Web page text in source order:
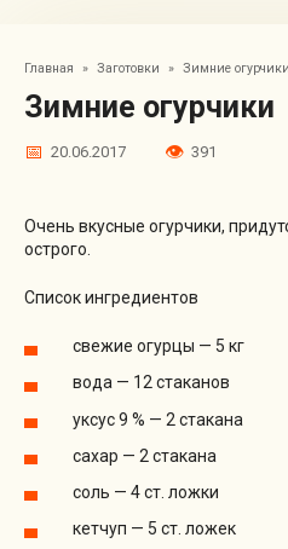
Главная » Заготовки » Зимние огурчики
Зимние огурчики
20.06.2017 391
Очень вкусные огурчики,
острого.
Список ингредиентов
свежие огурцы — 5 кг
вода — 12 стаканов
уксус 9 % — 2 стакана
сахар — 2 стакана
соль — 4 ст. ложки
кетчуп — 5 ст. ложек